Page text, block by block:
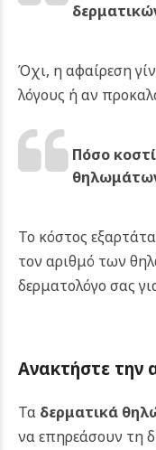
Όχι, η αφαίρεση
λόγους ή αν
Πόσο
Το κόστος
τον αριθμό των
δερματολόγο σας
Ανακτήστε την
Τα δερματικά
να επηρεάσουν τη